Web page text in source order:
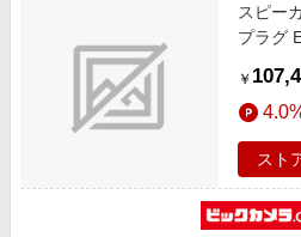
スピー
プラグ
￥
スト